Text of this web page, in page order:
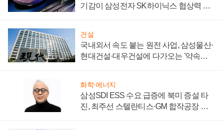
기감이 삼성전자 SK하이닉스 협상력 더
건설
국내외서 속도 붙는 원전 사업, 삼성물산·
현대건설·대우건설에 다가오는 '약속의
화학·에너지
삼성SDI ESS 수요 급증에 북미 증설 타
진, 최주선 스텔란티스·GM 합작공장 건